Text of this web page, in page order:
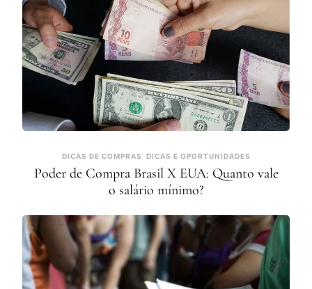
DICAS DE COMPRAS DICAS E OPORTUNIDADES
Poder de Compra Brasil X EUA: Quanto vale
o salário mínimo?